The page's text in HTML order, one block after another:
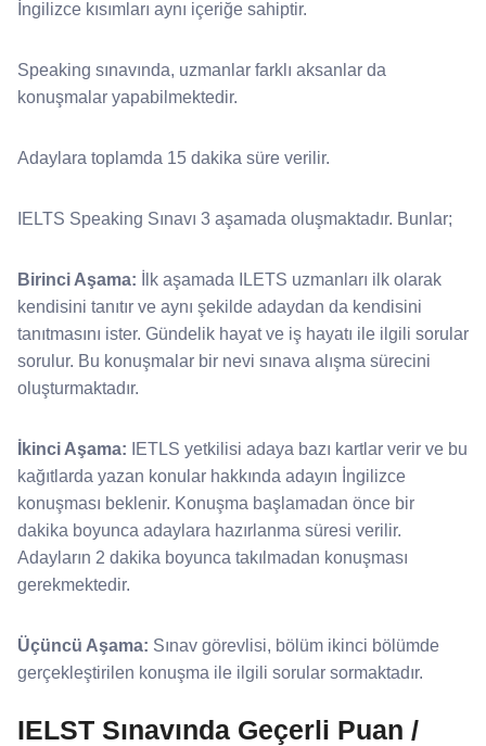
İngilizce kısımları aynı içeriğe sahiptir.
Speaking sınavında, uzmanlar farklı aksanlar da
konuşmalar yapabilmektedir.
Adaylara toplamda 15 dakika süre verilir.
IELTS Speaking Sınavı 3 aşamada oluşmaktadır. Bunlar;
Birinci Aşama: İlk aşamada ILETS uzmanları ilk olarak
kendisini tanıtır ve aynı şekilde adaydan da kendisini
tanıtmasını ister. Gündelik hayat ve iş hayatı ile ilgili sorular
sorulur. Bu konuşmalar bir nevi sınava alışma sürecini
oluşturmaktadır.
İkinci Aşama: IETLS yetkilisi adaya bazı kartlar verir ve bu
kağıtlarda yazan konular hakkında adayın İngilizce
konuşması beklenir. Konuşma başlamadan önce bir
dakika boyunca adaylara hazırlanma süresi verilir.
Adayların 2 dakika boyunca takılmadan konuşması
gerekmektedir.
Üçüncü Aşama: Sınav görevlisi, bölüm ikinci bölümde
gerçekleştirilen konuşma ile ilgili sorular sormaktadır.
IELST Sınavında Geçerli Puan /